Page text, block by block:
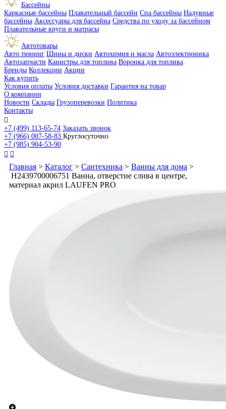
Бассейны
Каркасные бассейны Плавательный бассейн Спа бассейны Надувные
бассейны Аксессуары для бассейна Средства по уходу за бассейном
Плавательные круги и матрасы
Автотовары
Авто тюнинг Шины и диски Автохимия и масла Автоэлектроника
Автозапчасти Канистры для топлива Воронка для топлива
Бренды Коллекции Акции
Как купить
Условия оплаты Условия доставки Гарантия на товар
О компании
Новости Склады Грузоперевозки Политика
Контакты

+7 (499) 113-65-74 Заказать звонок
+7 (966) 007-58-83 Круглосуточно
+7 (985) 904-53-90
 
Главная > Каталог > Сантехника > Ванны для дома >
H2439700006751 Ванна, отверстие слива в центре,
материал акрил LAUFEN PRO